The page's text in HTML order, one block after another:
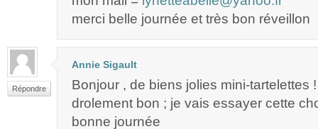
merci belle journée et très bon réveillon
Répondre
Annie Sigault
Bonjour , de biens jolies mini-tartelettes !
drolement bon ; je vais essayer cette
bonne journée